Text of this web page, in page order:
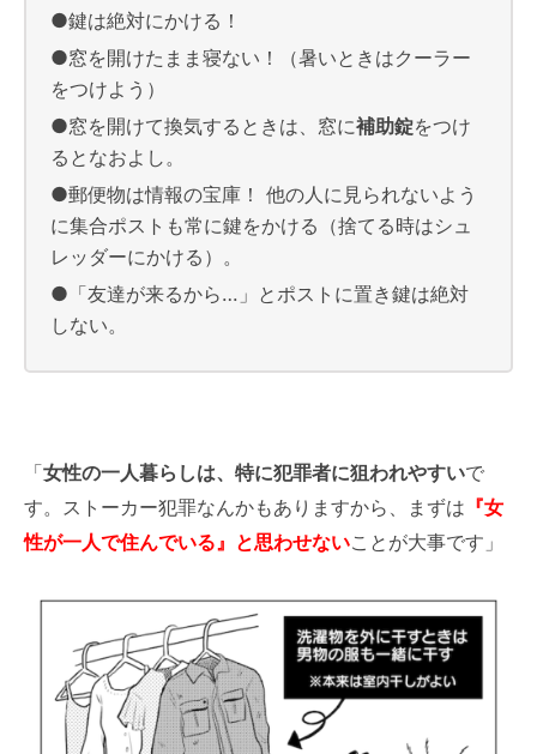
●鍵は絶対にかける！
●窓を開けたまま寝ない！（暑いときはクーラー
をつけよう）
●窓を開けて換気するときは、窓に補助錠をつけ
るとなおよし。
●郵便物は情報の宝庫！ 他の人に見られないよう
に集合ポストも常に鍵をかける（捨てる時はシュ
レッダーにかける）。
●「友達が来るから…」とポストに置き鍵は絶対
しない。
「女性の一人暮らしは、特に犯罪者に狙われやすいで
す。ストーカー犯罪なんかもありますから、まずは 『女
性が一人で住んでいる』と思わせないことが大事です」